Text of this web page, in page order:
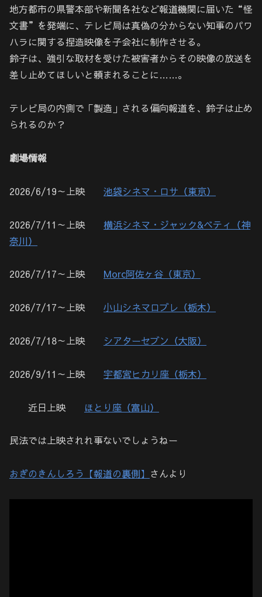
地方都市の県警本部や新聞各社など報道機関に届いた“怪
文書”を発端に、テレビ局は真偽の分からない知事のパワ
ハラに関する捏造映像を子会社に制作させる。
鈴子は、強引な取材を受けた被害者からその映像の放送を
差し止めてほしいと頼まれることに……。
テレビ局の内側で「製造」される偏向報道を、鈴子は止め
られるのか？
劇場情報
2026/6/19～上映 池袋シネマ・ロサ（東京）
2026/7/11～上映 横浜シネマ・ジャック&ベティ（神
奈川）
2026/7/17～上映 Morc阿佐ヶ谷（東京）
2026/7/17～上映 小山シネマロブレ（栃木）
2026/7/18～上映 シアターセブン（大阪）
2026/9/11～上映 宇都宮ヒカリ座（栃木）
近日上映 ほとり座（富山）
民法では上映されれ事ないでしょうねー
おぎのきんしろう【報道の裏側】 さんより